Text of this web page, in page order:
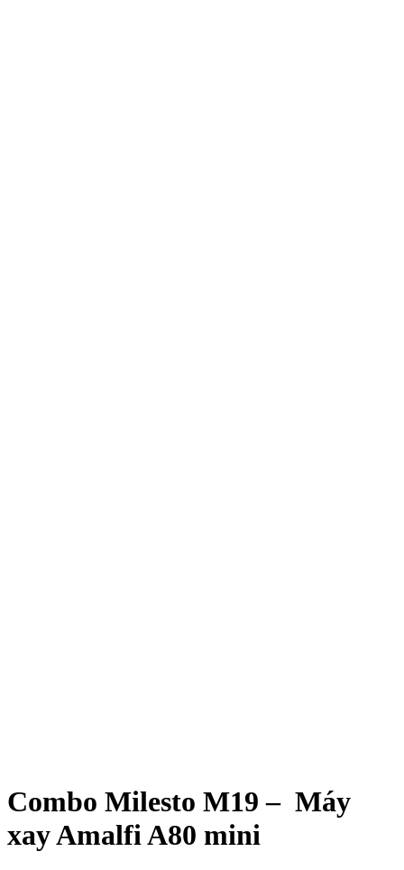
Combo Milesto M19 – Máy
xay Amalfi A80 mini